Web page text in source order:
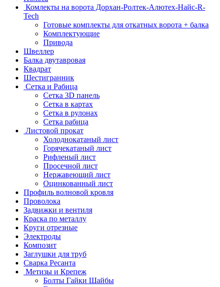
Комлекты на ворота Дорхан-Ролтек-Алютех-Найс-R-
Tech
Готовые комплекты для откатных ворота + балка
Комплектующие
Привода
Швеллер
Балка двутавровая
Квадрат
Шестигранник
Сетка и Рабица
Сетка 3D панель
Сетка в картах
Сетка в рулонах
Сетка рабица
Листовой прокат
Холоднокатаный лист
Горячекатаный лист
Рифленый лист
Просечной лист
Нержавеющий лист
Оцинкованный лист
Профиль волновой кровля
Проволока
Задвижки и вентиля
Краска по металлу
Круги отрезные
Электроды
Композит
Заглушки для труб
Сварка Ресанта
Метизы и Крепеж
Болты Гайки Шайбы